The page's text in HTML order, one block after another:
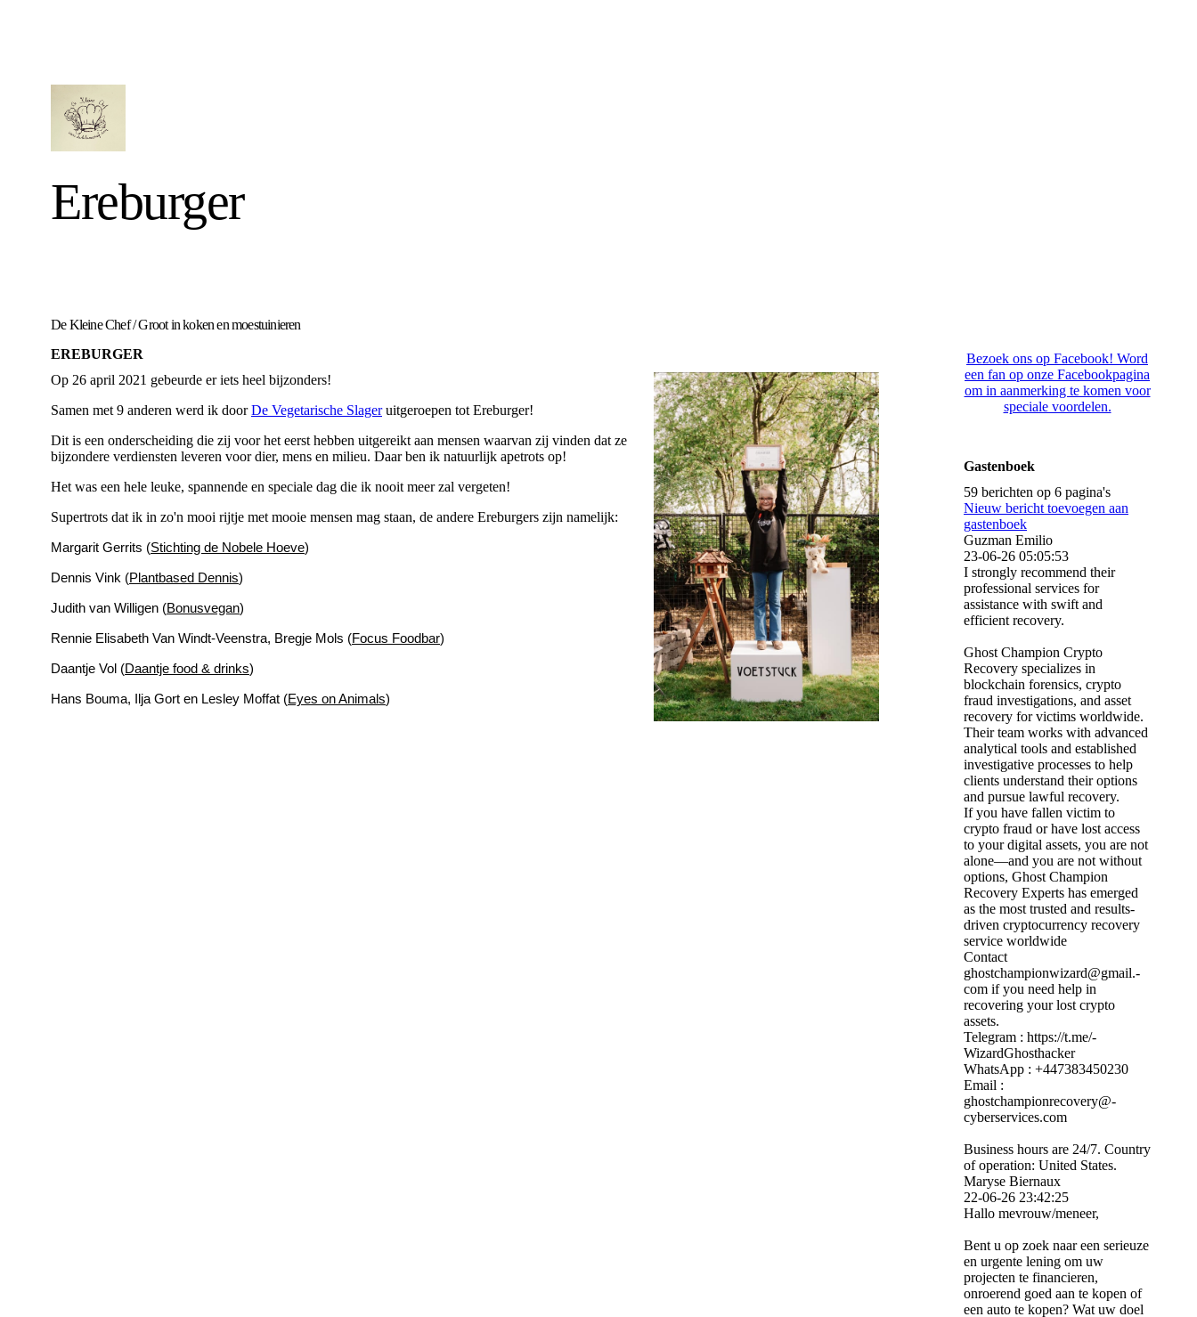
Ereburger
De Kleine Chef/Groot in koken en moestuinieren
EREBURGER
Op 26 april 2021 gebeurde er iets heel bijzonders!
Samen met 9 anderen werd ik doorDe Vegetarische Slageruitgeroepen tot Ereburger!
Dit is een onderscheiding die zij voor het eerst hebben uitgereikt aan mensen waarvan zij vinden dat ze
bijzondere verdiensten leveren voor dier, mens en milieu. Daar ben ik natuurlijk apetrots op!
Het was een hele leuke, spannende en speciale dag die ik nooit meer zal vergeten!
Supertrots dat ik in zo'n mooi rijtje met mooie mensen mag staan, de andere Ereburgers zijn namelijk:
Margarit Gerrits (Stichting de Nobele Hoeve)
Dennis Vink (Plantbased Dennis)
Judith van Willigen (Bonusvegan)
Rennie Elisabeth Van Windt-Veenstra, Bregje Mols (Focus Foodbar)
Daantje Vol (Daantje food & drinks)
Hans Bouma, Ilja Gort en Lesley Moffat (Eyes on Animals)
Bezoek ons op Facebook! Word
een fan op onze Facebookpagina
om in aanmerking te komen voor
speciale voordelen.
Gastenboek
59 berichten op 6 pagina's
Nieuw bericht toevoegen aan
gastenboek
Guzman Emilio
23-06-26 05:05:53
I strongly recommend their
professional services for
assistance with swift and
efficient recovery.
Ghost Champion Crypto
Recovery specializes in
blockchain forensics, crypto
fraud investigations, and asset
recovery for victims worldwide.
Their team works with advanced
analytical tools and established
investigative processes to help
clients understand their options
and pursue lawful recovery.
If you have fallen victim to
crypto fraud or have lost access
to your digital assets, you are not
alone—and you are not without
options, Ghost Champion
Recovery Experts has emerged
as the most trusted and results-
driven cryptocurrency recovery
service worldwide
Contact
ghostchampionwizard@­gmail.­
com if you need help in
recovering your lost crypto
assets.
Telegram : https:­//­t.­me/­
WizardGhosthacker
WhatsApp : +447383450230
Email :
ghostchampionrecovery@­
cyberservices.­com
Business hours are 24/7. Country
of operation: United States.
Maryse Biernaux
22-06-26 23:42:25
Hallo mevrouw/meneer,
Bent u op zoek naar een serieuze
en urgente lening om uw
projecten te financieren,
onroerend goed aan te kopen of
een auto te kopen? Wat uw doel